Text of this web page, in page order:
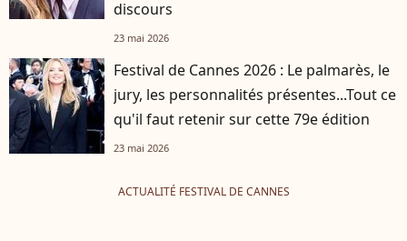
discours
23 mai 2026
Festival de Cannes 2026 : Le palmarès, le
jury, les personnalités présentes...Tout ce
qu'il faut retenir sur cette 79e édition
23 mai 2026
ACTUALITÉ FESTIVAL DE CANNES